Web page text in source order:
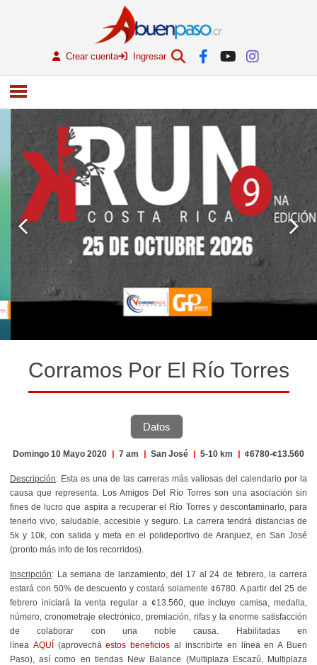
Crear cuenta Ingresar
Corramos Por El Río Torres
Datos
Domingo 10 Mayo 2020 | 7 am | San José | 5-10 km | ¢6780-¢13.560
Descripción: Esta es una de las carreras más valiosas del calendario por la
causa que representa. Los Amigos Del Río Torres son una asociación sin
fines de lucro que aspira a recuperar el Río Torres y descontaminarlo, para
tenerlo vivo, saludable, accesible y seguro. La carrera tendrá distancias de
5k y 10k, con salida y meta en el polideportivo de Aranjuez, en San José
(pronto más info de los recorridos).
Inscripción: La semana de lanzamiento, del 17 al 24 de febrero, la carrera
estará con 50% de descuento y costará solamente ¢6780. A partir del 25 de
febrero iniciará la venta regular a ¢13.560, que incluye camisa, medalla,
número, cronometraje electrónico, premiación, rifas y la enorme satisfacción
de colaborar con una noble causa. Habilitadas en
línea AQUÍ (aprovecháestos beneficios al inscribirte en línea en A Buen
Paso), así como en tiendas New Balance (Multiplaza Escazú, Multiplaza